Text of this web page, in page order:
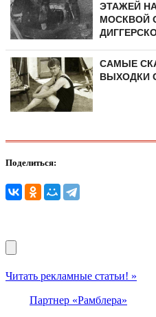
ЭТАЖЕЙ
МОСКВОЙ
САМЫЕ
ВЫХОДКИ
Поделиться:
Читать рекламные статьи! »
Партнер «Рамблера»